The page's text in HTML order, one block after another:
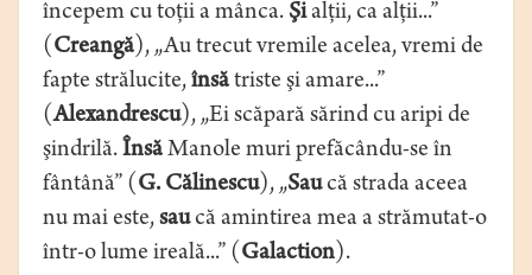
începem cu toţii a mânca. Şialţii, ca alţii...”
(Creangă), „Au trecut vremile acelea, vremi de
fapte strălucite,însătriste şi amare...”
(Alexandrescu), „Ei scăpară sărind cu aripi de
şindrilă.ÎnsăManole muri prefăcându-se în
fântână” (G. Călinescu), „Saucă strada aceea
nu mai este,saucă amintirea mea a strămutat-o
într-o lume ireală...” (Galaction).